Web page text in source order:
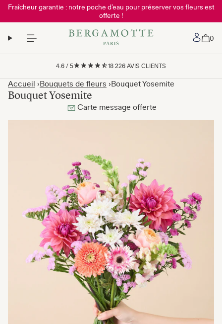
Fraîcheur garantie : notre poche d’eau pour préserver vos fleurs est
offerte !
Mon
0
4.6 / 5 18 226 AVIS CLIENTS
Accueil Bouquets de fleurs Bouquet Yosemite
Bouquet Yosemite
Carte message offerte